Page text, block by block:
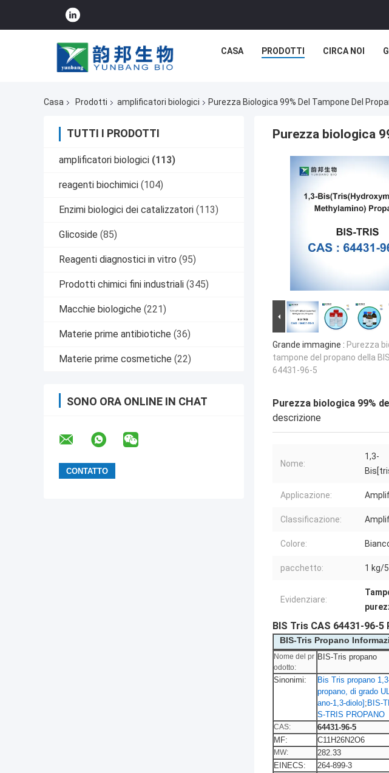
CASA PRODOTTI CIRCA NOI
Casa Prodotti amplificatori biologici Purezza Biologica 99% Del Tampone Del
TUTTI I PRODOTTI
amplificatori biologici (113)
reagenti biochimici (104)
Enzimi biologici dei catalizzatori (113)
Glicoside (85)
Reagenti diagnostici in vitro (95)
Prodotti chimici fini industriali (345)
Macchie biologiche (221)
Materie prime antibiotiche (36)
Materie prime cosmetiche (22)
SONO ORA ONLINE IN CHAT
Purezza biologica
Grande immagine : Purezza
tampone del propano della
64431-96-5
Purezza biologica 99%
descrizione
Nome:
1,3-
Applicazione:
Classificazione:
Colore:
pacchetto: 1 kg/
Evidenziare:
BIS Tris CAS 64431-96-
BIS-Tris Propano
Nome del pr
odotto:
BIS-Tris propano
Sinonimi: Bis Tris propano
propano, di grado
ano-1,3-diolo] ; BIS-
S-TRIS PROPANO
CAS:
64431-96-5
MF:
C11H26N2O6
MW:
282.33
EINECS:
264-899-3